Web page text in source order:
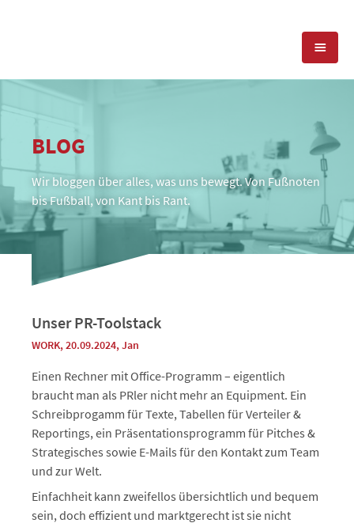
SOCIAL MEDIA
POSITIONIERUNG
REFERENZEN
TEAM
PRESSESERVICE
BLOG
BLOG
Wir bloggen über alles, was uns bewegt. Von Fußnoten
bis Fußball, von Kant bis Rant.
Unser PR-Toolstack
WORK, 20.09.2024,Jan
Einen Rechner mit Office-Programm – eigentlich
braucht man als PRler nicht mehr an Equipment. Ein
Schreibprogamm für Texte, Tabellen für Verteiler &
Reportings, ein Präsentationsprogramm für Pitches &
Strategisches sowie E-Mails für den Kontakt zum Team
und zur Welt.
Einfachheit kann zweifellos übersichtlich und bequem
sein, doch effizient und marktgerecht ist sie nicht